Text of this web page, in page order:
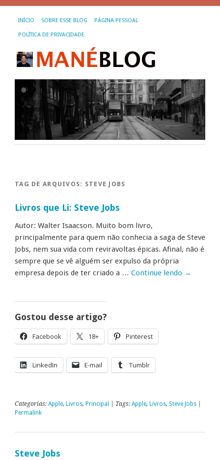
INÍCIO SOBRE ESSE BLOG PÁGINA PESSOAL
POLÍTICA DE PRIVACIDADE
TAG DE ARQUIVOS: STEVE JOBS
Livros que Li: Steve Jobs
Autor: Walter Isaacson. Muito bom livro,
principalmente para quem não conhecia a saga de Steve
Jobs, nem sua vida com reviravoltas épicas. Afinal, não é
sempre que se vê alguém ser expulso da própria
empresa depois de ter criado a … Continue lendo →
Gostou desse artigo?
Facebook 18+ Pinterest
LinkedIn E-mail Tumblr
Categorias: Apple, Livros, Principal | Tags: Apple, Livros, Steve Jobs
Permalink
Steve Jobs